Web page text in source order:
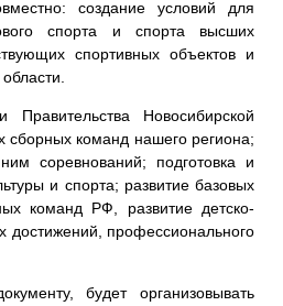
создание условий для
спорта и спорта высших
спортивных объектов и
Правительства Новосибирской
сборных команд нашего региона;
соревнований; подготовка и
и спорта; развитие базовых
команд РФ, развитие детско-
достижений, профессионального
будет организовывать